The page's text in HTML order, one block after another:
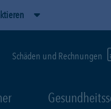
Schäden und Rechnungen